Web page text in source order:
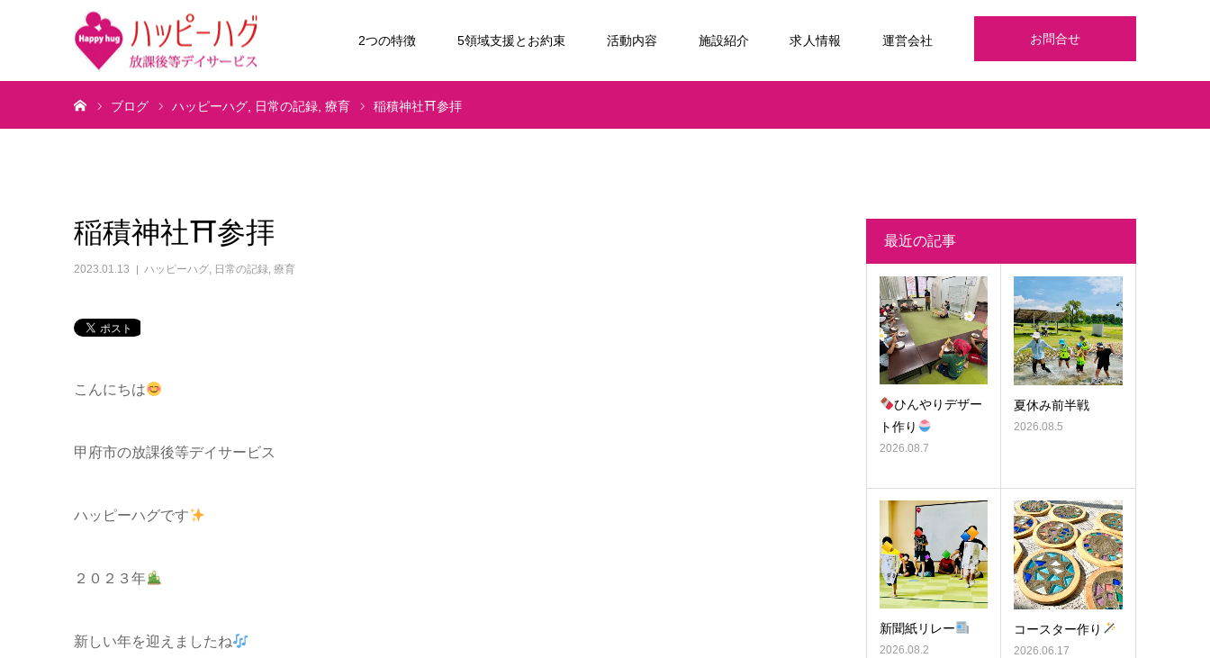
お問合せ
2つの特徴 5領域支援とお約束 活動内容 施設紹介 求人情報 運営会社
ブログ ハッピーハグ 日常の記録 療育 稲積神社⛩参拝
稲積神社⛩参拝
2023.01.13 ハッピーハグ, 日常の記録, 療育
こんにちは
甲府市の放課後等デイサービス
ハッピーハグです
２０２３年
新しい年を迎えましたね
最近の記事
ひんやりデザー
ト作り
2026.08.7
夏休み前半戦
2026.08.5
新聞紙リレー
2026.08.2
コースター作り
2026.06.17